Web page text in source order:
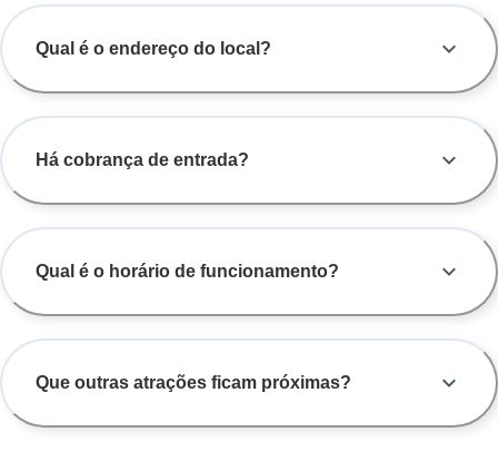
Qual é o endereço do local?
Há cobrança de entrada?
Qual é o horário de funcionamento?
Que outras atrações ficam próximas?